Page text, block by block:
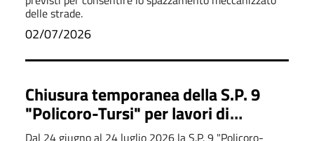
delle strade.
02/07/2026
Chiusura temporanea della S.P. 9
"Policoro-Tursi" per lavori di
manutenzione
Dal 24 giugno al 24 luglio 2026 la S.P. 9 "Policoro-